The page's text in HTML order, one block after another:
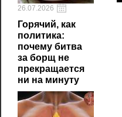
26.07.2026
Горячий, как
политика:
почему битва
за борщ не
прекращается
ни на минуту